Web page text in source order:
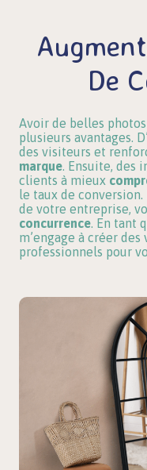
De
Avoir de belles
plusieurs avantages.
des visiteurs et
marque. Ensuite, des
clients à mieux
le taux de
de votre entreprise,
concurrence. En tant
m’engage à créer
professionnels pour